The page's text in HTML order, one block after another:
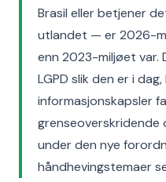
Brasil eller betjener
utlandet — er 2026-
enn 2023-miljøet var.
LGPD slik den er i
informasjonskapsler
grenseoverskridende
under den nye
håndhevingstemaer